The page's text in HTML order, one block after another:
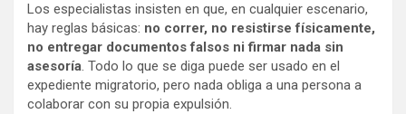
Los especialistas insisten en que, en cualquier escenario,
hay reglas básicas: no correr, no resistirse físicamente,
no entregar documentos falsos ni firmar nada sin
asesoría. Todo lo que se diga puede ser usado en el
expediente migratorio, pero nada obliga a una persona a
colaborar con su propia expulsión.